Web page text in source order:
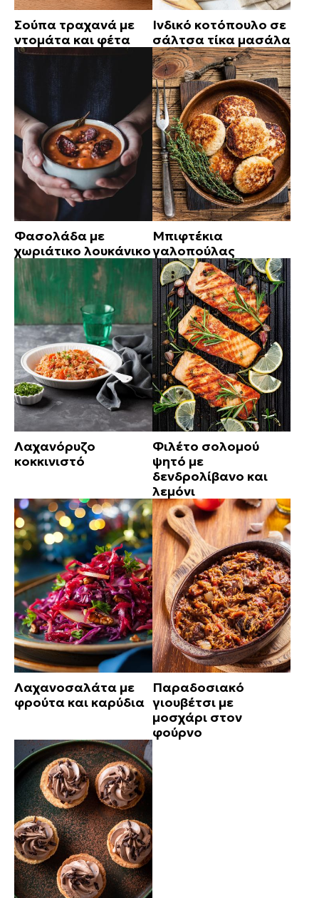
Σούπα τραχανά με
ντομάτα και φέτα
Ινδικό κοτόπουλο σε
σάλτσα τίκα μασάλα
Φασολάδα με
χωριάτικο λουκάνικο
Μπιφτέκια
γαλοπούλας
Λαχανόρυζο
κοκκινιστό
Φιλέτο σολομού
ψητό με
δενδρολίβανο και
λεμόνι
Λαχανοσαλάτα με
φρούτα και καρύδια
Παραδοσιακό
γιουβέτσι με
μοσχάρι στον
φούρνο